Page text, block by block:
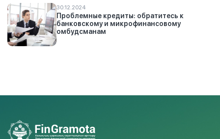
30.12.2024
Проблемные кредиты: обратитесь к
банковскому и микрофинансовому
омбудсманам